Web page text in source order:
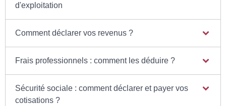
d'exploitation
Comment déclarer vos revenus ?
Frais professionnels : comment les déduire ?
Sécurité sociale : comment déclarer et payer vos
cotisations ?